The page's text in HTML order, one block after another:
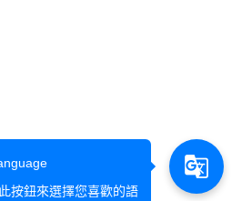
按鈕來選擇您喜歡的語
g_translate